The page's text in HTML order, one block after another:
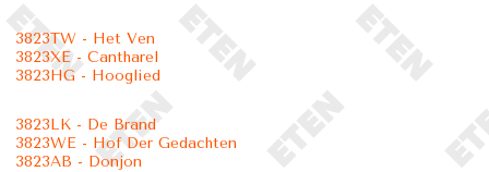
3823TW - Het Ven
3823XE - Cantharel
3823HG - Hooglied
3823LK - De Brand
3823WE - Hof Der Gedachten
3823AB - Donjon